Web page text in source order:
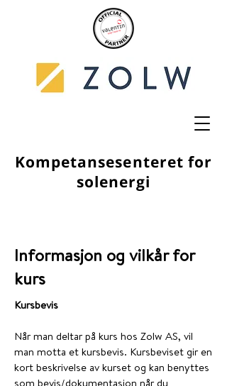
Kompetansesenteret for
solenergi
Informasjon og vilkår for
kurs
Kursbevis
Når man deltar på kurs hos Zolw AS, vil
man motta et kursbevis. Kursbeviset gir en
kort beskrivelse av kurset og kan benyttes
som bevis/dokumentasjon når du